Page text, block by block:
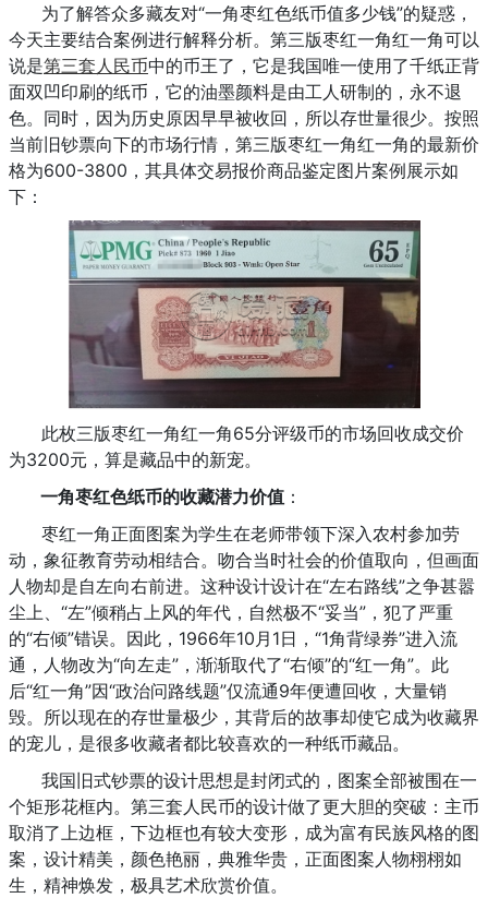
为了解答众多藏友对“一角枣红色纸币值多少钱”的疑惑，
今天主要结合案例进行解释分析。第三版枣红一角红一角可以
说是第三套人民币中的币王了，它是我国唯一使用了千纸正背
面双凹印刷的纸币，它的油墨颜料是由工人研制的，永不退
色。同时，因为历史原因早早被收回，所以存世量很少。按照
当前旧钞票向下的市场行情，第三版枣红一角红一角的最新价
格为600-3800，其具体交易报价商品鉴定图片案例展示如
下：
此枚三版枣红一角红一角65分评级币的市场回收成交价
为3200元，算是藏品中的新宠。
一角枣红色纸币的收藏潜力价值 ：
枣红一角正面图案为学生在老师带领下深入农村参加劳
动，象征教育劳动相结合。吻合当时社会的价值取向，但画面
人物却是自左向右前进。这种设计设计在“左右路线”之争甚嚣
尘上、“左”倾稍占上风的年代，自然极不“妥当”，犯了严重
的“右倾”错误。因此，1966年10月1日，“1角背绿券”进入流
通，人物改为“向左走”，渐渐取代了“右倾”的“红一角”。此
后“红一角”因“政治问路线题”仅流通9年便遭回收，大量销
毁。所以现在的存世量极少，其背后的故事却使它成为收藏界
的宠儿，是很多收藏者都比较喜欢的一种纸币藏品。
我国旧式钞票的设计思想是封闭式的，图案全部被围在一
个矩形花框内。第三套人民币的设计做了更大胆的突破：主币
取消了上边框，下边框也有较大变形，成为富有民族风格的图
案，设计精美，颜色艳丽，典雅华贵，正面图案人物栩栩如
生，精神焕发，极具艺术欣赏价值。